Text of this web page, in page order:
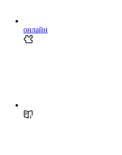
онлайн